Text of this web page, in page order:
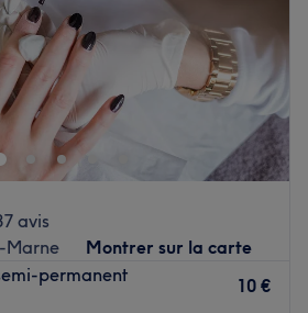
avis
Marne
Montrer sur la carte
permanent
10 €